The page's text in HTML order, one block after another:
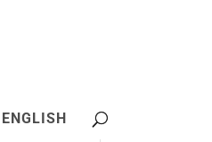
ENGLISH